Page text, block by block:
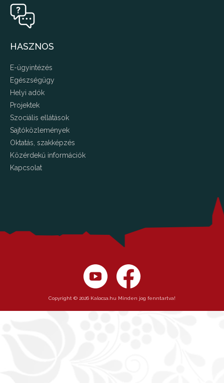
HASZNOS
E-ügyintézés
Egészségügy
Helyi adók
Projektek
Szociális ellátások
Sajtóközlemények
Oktatás, szakképzés
Közérdekű információk
Kapcsolat
Copyright © 2026 Kalocsa.hu Minden jog fenntartva!